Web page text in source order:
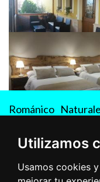
Utilizamos
Usamos cookies
Románico